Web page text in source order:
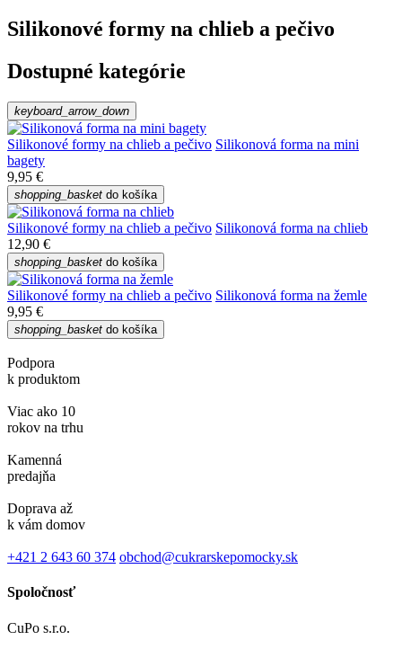
Silikonové formy na chlieb a pečivo
Dostupné kategórie
keyboard_arrow_down
Silikonové formy na chlieb a pečivo Silikonová forma na mini
bagety
9,95 €
shopping_basket do košíka
Silikonové formy na chlieb a pečivo Silikonová forma na chlieb
12,90 €
shopping_basket do košíka
Silikonové formy na chlieb a pečivo Silikonová forma na žemle
9,95 €
shopping_basket do košíka
Podpora
k produktom
Viac ako 10
rokov na trhu
Kamenná
predajňa
Doprava až
k vám domov
+421 2 643 60 374 obchod@cukrarskepomocky.sk
Spoločnosť
CuPo s.r.o.